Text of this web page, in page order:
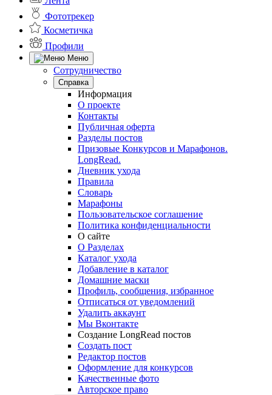
Фототрекер
Косметичка
Профили
Меню
Сотрудничество
Справка
Информация
О проекте
Контакты
Публичная оферта
Разделы постов
Призовые Конкурсов и Марафонов.
LongRead.
Дневник ухода
Правила
Словарь
Марафоны
Пользовательское соглашение
Политика конфиденциальности
О сайте
О Разделах
Каталог ухода
Добавление в каталог
Домашние маски
Профиль, сообщения, избранное
Отписаться от уведомлений
Удалить аккаунт
Мы Вконтакте
Создание LongRead постов
Создать пост
Редактор постов
Оформление для конкурсов
Качественные фото
Авторское право